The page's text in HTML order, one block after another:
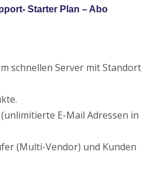
Starter Plan – Abo
schnellen Server mit Standort
E-Mail Adressen in
(Multi-Vendor) und Kunden